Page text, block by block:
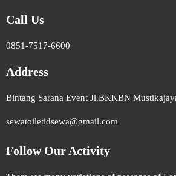
Call Us
0851-7517-6600
Address
Bintang Sarana Event Jl.BKKBN
sewatoiletidsewa@gmail.com
Follow Our Activity